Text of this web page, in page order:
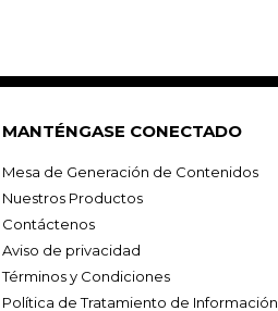
MANTÉNGASE CONECTADO
Mesa de Generación de Contenidos
Nuestros Productos
Contáctenos
Aviso de privacidad
Términos y Condiciones
Política de Tratamiento de Información